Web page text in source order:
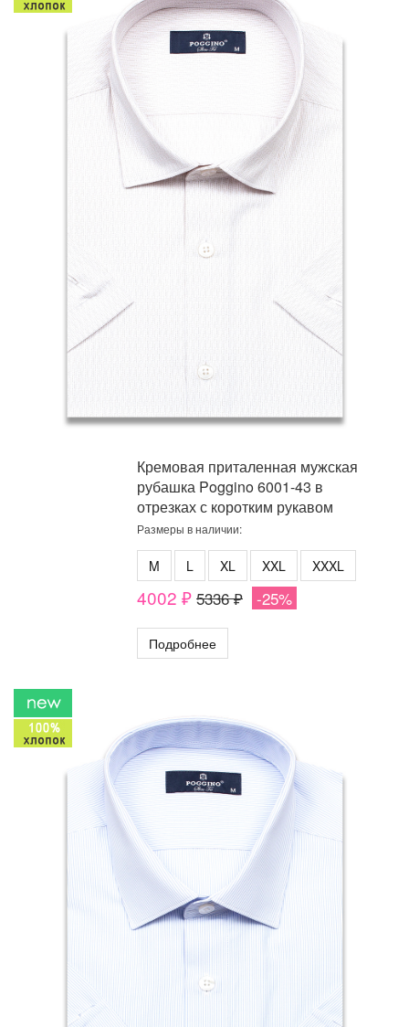
Кремовая приталенная мужская
рубашка Poggino 6001-43 в
отрезках с коротким рукавом
Размеры в наличии:
M L XL XXL XXXL
4002 ₽ 5336 ₽ -25%
Подробнее